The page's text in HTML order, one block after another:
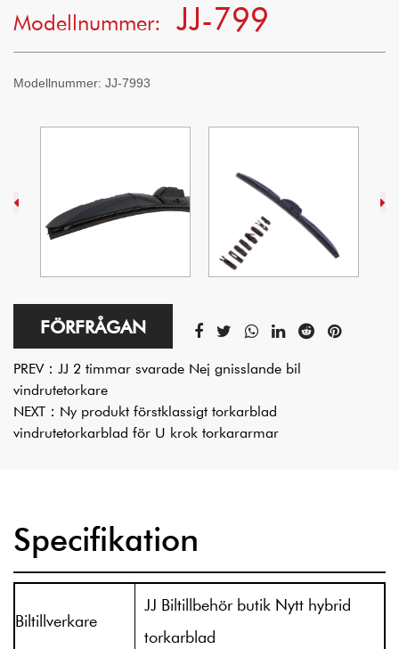
Modellnummer:
JJ-799
Modellnummer: JJ-7993
FÖRFRÅGAN
PREV： JJ 2 timmar svarade Nej gnisslande bil
vindrutetorkare
NEXT： Ny produkt förstklassigt torkarblad
vindrutetorkarblad för U krok torkararmar
Specifikation
Biltillverkare
JJ Biltillbehör butik Nytt hybrid
torkarblad